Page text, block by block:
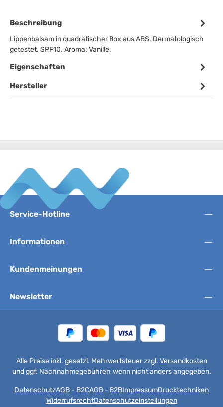
Beschreibung
Lippenbalsam in quadratischer Box aus ABS. Dermatologisch
getestet. SPF10. Aroma: Vanille.
Eigenschaften
Hersteller
Service-Hotline
Informationen
Kundenmeinungen
Newsletter
Alle Preise inkl. gesetzl. Mehrwertsteuer zzgl. Versandkosten
und ggf. Nachnahmegebühren, wenn nicht anders angegeben.
DatenschutzAGB - B2CAGB - B2BImpressumDrucktechniken
WiderrufsrechtDatenschutzeinstellungen